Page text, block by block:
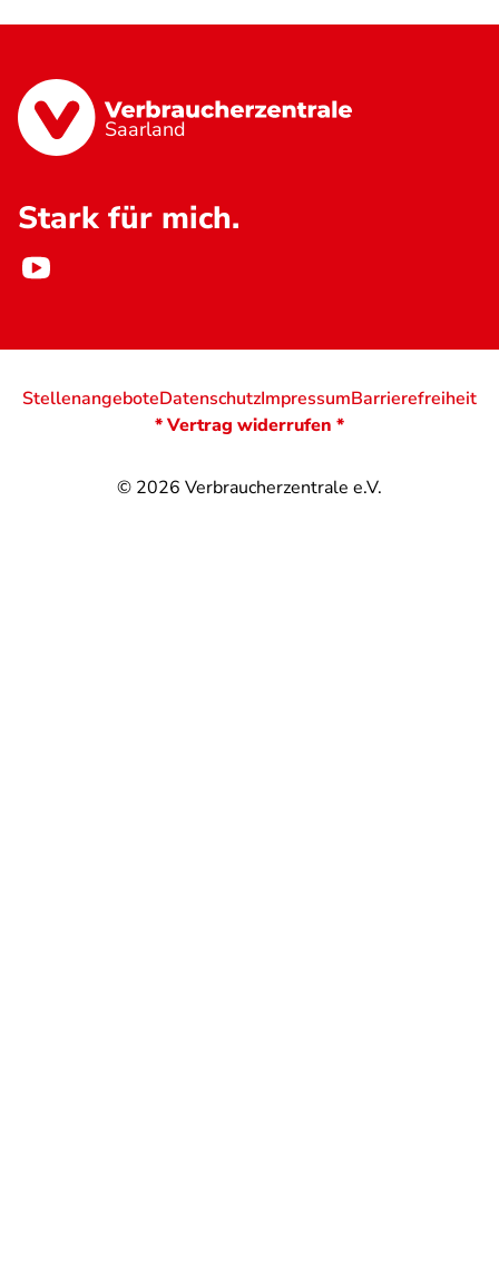
Saarland
Stark für mich.
© 2026 Verbraucherzentrale e.V.
StellenangeboteDatenschutzImpressumBarrierefreiheit
* Vertrag widerrufen *